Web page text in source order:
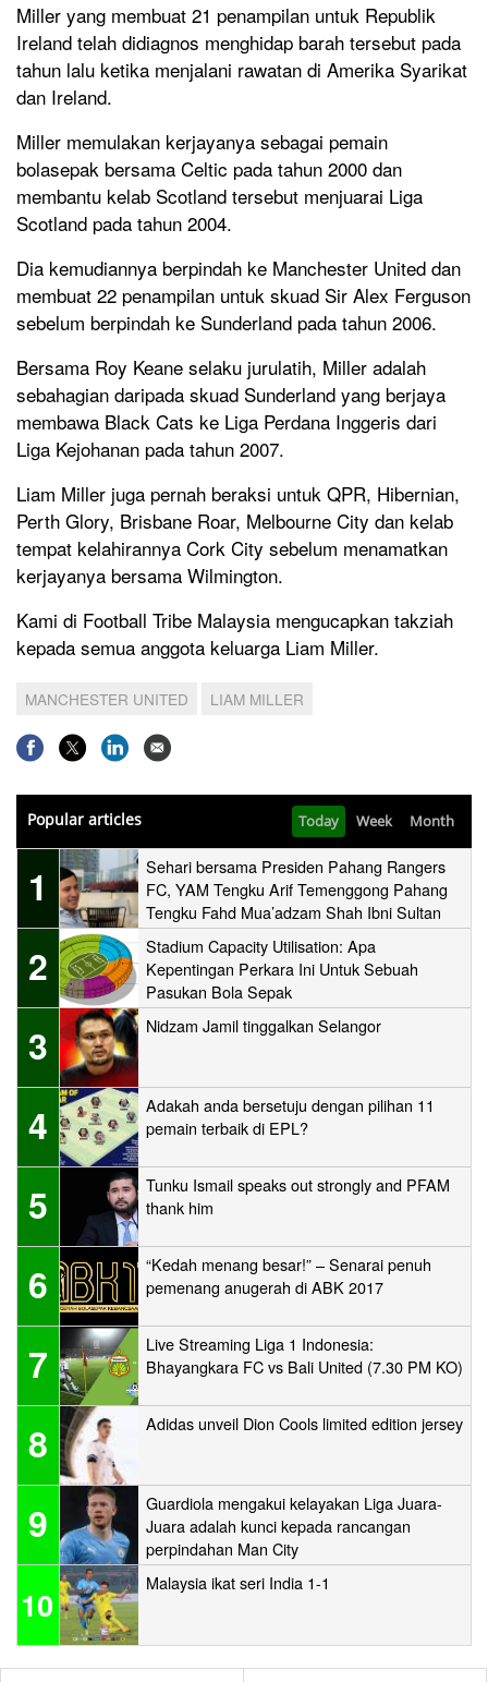
Miller yang membuat 21 penampilan untuk Republik
Ireland telah didiagnos menghidap barah tersebut pada
tahun lalu ketika menjalani rawatan di Amerika Syarikat
dan Ireland.
Miller memulakan kerjayanya sebagai pemain
bolasepak bersama Celtic pada tahun 2000 dan
membantu kelab Scotland tersebut menjuarai Liga
Scotland pada tahun 2004.
Dia kemudiannya berpindah ke Manchester United dan
membuat 22 penampilan untuk skuad Sir Alex Ferguson
sebelum berpindah ke Sunderland pada tahun 2006.
Bersama Roy Keane selaku jurulatih, Miller adalah
sebahagian daripada skuad Sunderland yang berjaya
membawa Black Cats ke Liga Perdana Inggeris dari
Liga Kejohanan pada tahun 2007.
Liam Miller juga pernah beraksi untuk QPR, Hibernian,
Perth Glory, Brisbane Roar, Melbourne City dan kelab
tempat kelahirannya Cork City sebelum menamatkan
kerjayanya bersama Wilmington.
Kami di Football Tribe Malaysia mengucapkan takziah
kepada semua anggota keluarga Liam Miller.
MANCHESTER UNITED LIAM MILLER
Popular articles Today Week Month
1
Sehari bersama Presiden Pahang Rangers
FC, YAM Tengku Arif Temenggong Pahang
Tengku Fahd Mua’adzam Shah Ibni Sultan
Haji Ahmad Shah
2
Stadium Capacity Utilisation: Apa
Kepentingan Perkara Ini Untuk Sebuah
Pasukan Bola Sepak
3 Nidzam Jamil tinggalkan Selangor
4
Adakah anda bersetuju dengan pilihan 11
pemain terbaik di EPL?
5
Tunku Ismail speaks out strongly and PFAM
thank him
6
“Kedah menang besar!” – Senarai penuh
pemenang anugerah di ABK 2017
7
Live Streaming Liga 1 Indonesia:
Bhayangkara FC vs Bali United (7.30 PM KO)
8 Adidas unveil Dion Cools limited edition jersey
9
Guardiola mengakui kelayakan Liga Juara-
Juara adalah kunci kepada rancangan
perpindahan Man City
10
Malaysia ikat seri India 1-1